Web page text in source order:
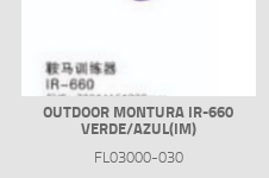
OUTDOOR MONTURA IR-660
VERDE/AZUL(IM)
FL03000-030